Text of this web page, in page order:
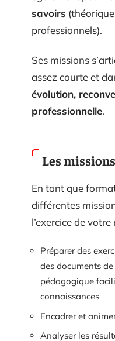
savoirs
professionnels).
Ses missions
assez courte et
évolution,
professionnelle.
Les missions
En tant que
différentes
l’exercice de votre
Préparer des
des documents
pédagogique
connaissances
Encadrer et
Analyser les